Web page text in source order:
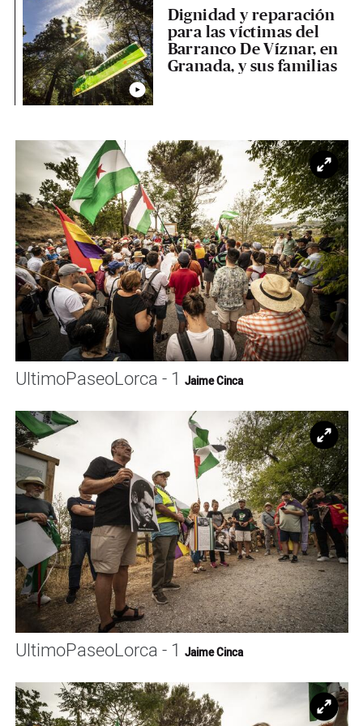
Dignidad y reparación
para las víctimas del
Barranco De Víznar, en
Granada, y sus familias
UltimoPaseoLorca - 1 Jaime Cinca
UltimoPaseoLorca - 1 Jaime Cinca